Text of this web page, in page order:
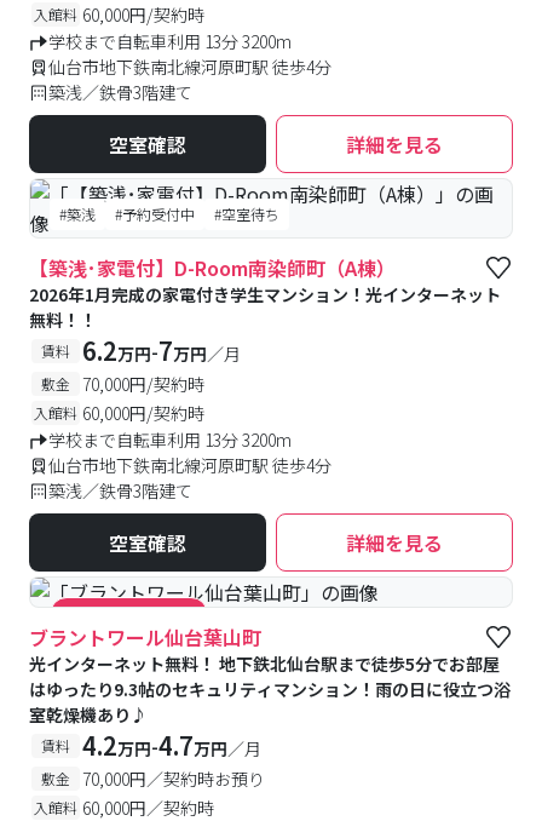
入館料 60,000円/契約時
学校まで自転車利用 13分 3200m
仙台市地下鉄南北線河原町駅 徒歩4分
築浅／鉄骨3階建て
空室確認 詳細を見る
#築浅 #予約受付中 #空室待ち
【築浅･家電付】D-Room南染師町（A棟）
2026年1月完成の家電付き学生マンション！光インターネット
無料！！
賃料 6.2万円-7万円／月
敷金 70,000円/契約時
入館料 60,000円/契約時
学校まで自転車利用 13分 3200m
仙台市地下鉄南北線河原町駅 徒歩4分
築浅／鉄骨3階建て
空室確認 詳細を見る
#キャンペーン実施中
ブラントワール仙台葉山町
光インターネット無料！ 地下鉄北仙台駅まで徒歩5分でお部屋
はゆったり9.3帖のセキュリティマンション！雨の日に役立つ浴
室乾燥機あり♪
賃料 4.2万円-4.7万円／月
敷金 70,000円／契約時お預り
入館料 60,000円／契約時